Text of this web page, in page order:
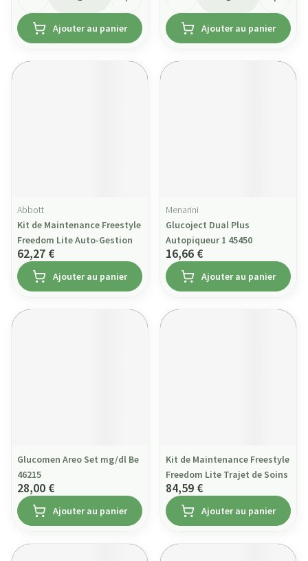
Ajouter au panier Ajouter au panier
Abbott
Kit de Maintenance Freestyle
Freedom Lite Auto-Gestion
62,27 €
Ajouter au panier
Menarini
Glucoject Dual Plus
Autopiqueur 1 45450
16,66 €
Ajouter au panier
Glucomen Areo Set mg/dl Be
46215
28,00 €
Ajouter au panier
Kit de Maintenance Freestyle
Freedom Lite Trajet de Soins
84,59 €
Ajouter au panier